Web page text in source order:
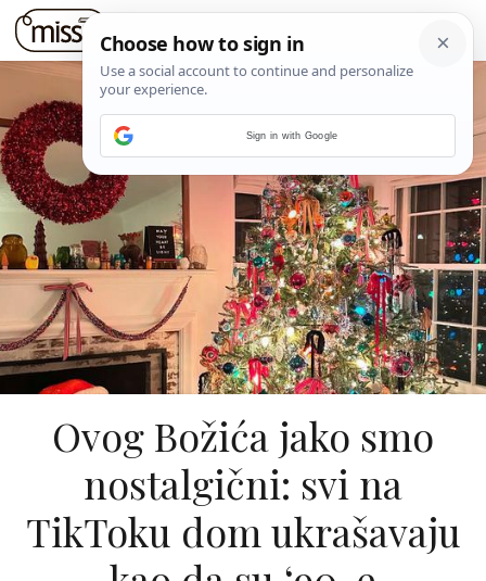
Ovog Božića jako smo
nostalgični: svi na
TikToku dom ukrašavaju
Sign in with Google